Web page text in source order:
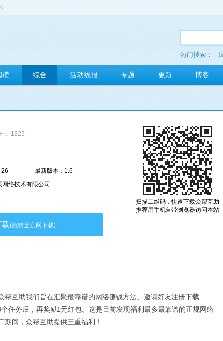
热门搜索：
多玩红包
读 综合 活动线报 专题 更新 博客
扫描二维码，快速下载众帮互助
推荐用手机自带浏览器访问本站
： 1325
26
最新版本：1.6
络技术有限公司
载(跳转至官网下载)
帮互助我们旨在汇聚最靠谱的网络赚钱方法、邀请好友注册下载
任务后，再奖励1元红包。这是目前发现福利最多最靠谱的正规网络
间，众帮互助提供三重福利！